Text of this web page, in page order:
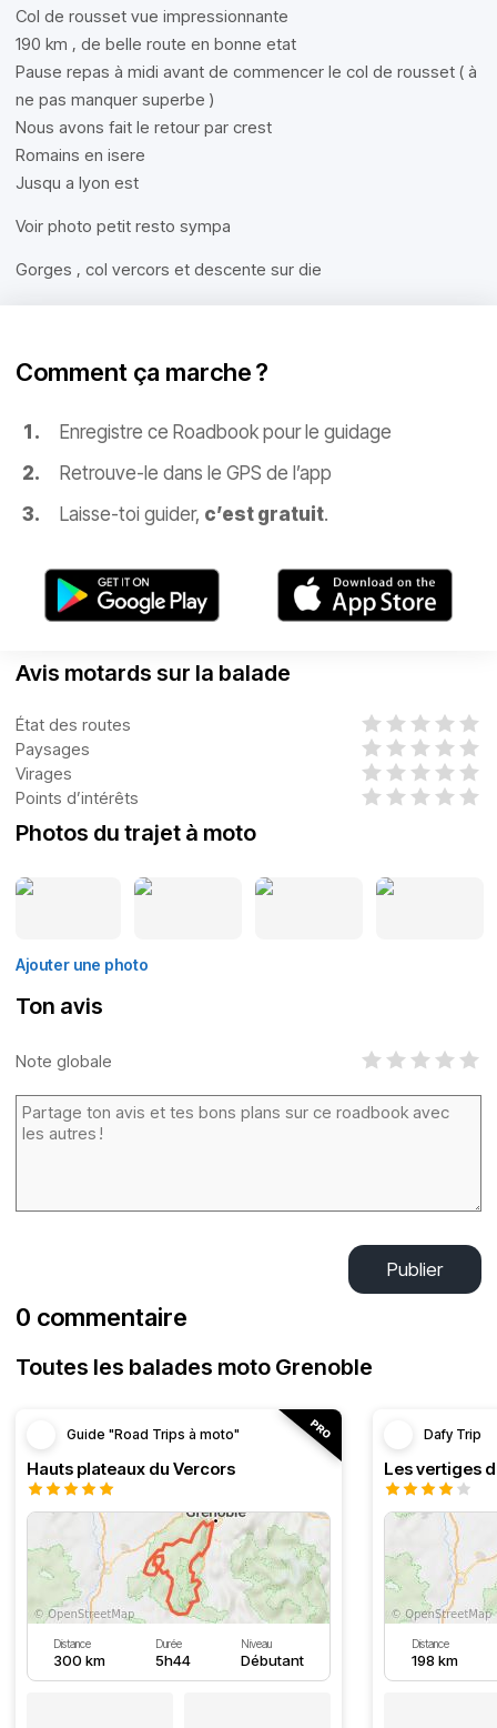
Col de rousset vue impressionnante
190 km , de belle route en bonne etat
Pause repas à midi avant de commencer le col de rousset ( à
ne pas manquer superbe )
Nous avons fait le retour par crest
Romains en isere
Jusqu a lyon est
Voir photo petit resto sympa
Gorges , col vercors et descente sur die
Comment ça marche ?
Enregistre ce Roadbook pour le guidage
Retrouve-le dans le GPS de l’app
Laisse-toi guider, c’est gratuit.
Avis motards sur la balade
État des routes
Paysages
Virages
Points d’intérêts
Photos du trajet à moto
Ajouter une photo
Ton avis
Note globale
Publier
0 commentaire
Toutes les balades moto Grenoble
Guide "Road Trips à moto"
Hauts plateaux du Vercors
Distance
300 km
Durée
5h44
Niveau
Débutant
Dafy Trip
Les vertiges
Distance
198 km